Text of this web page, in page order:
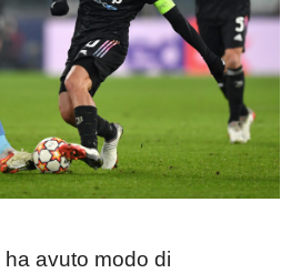
ha avuto modo di